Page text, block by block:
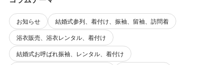
お知らせ
結婚式参列、着付け、振袖、留袖、訪問着
浴衣販売、浴衣レンタル、着付け
結婚式お呼ばれ振袖、レンタル、着付け